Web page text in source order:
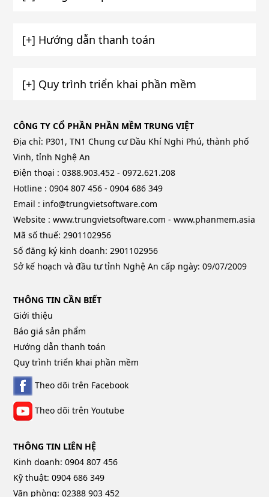
[+] Hướng dẫn thanh toán
[+] Quy trình triển khai phần mềm
CÔNG TY CỔ PHẦN PHẦN MỀM TRUNG VIỆT
Địa chỉ: P301, TN1 Chung cư Dầu Khí Nghi Phú, thành phố
Vinh, tỉnh Nghệ An
Điện thoại : 0388.903.452 - 0972.621.208
Hotline : 0904 807 456 - 0904 686 349
Email : info@trungvietsoftware.com
Website : www.trungvietsoftware.com - www.phanmem.asia
Mã số thuế: 2901102956
Số đăng ký kinh doanh: 2901102956
Sở kế hoạch và đầu tư tỉnh Nghệ An cấp ngày: 09/07/2009
THÔNG TIN CẦN BIẾT
Giới thiệu
Báo giá sản phẩm
Hướng dẫn thanh toán
Quy trình triển khai phần mềm
Theo dõi trên Facebook
Theo dõi trên Youtube
THÔNG TIN LIÊN HỆ
Kinh doanh: 0904 807 456
Kỹ thuật: 0904 686 349
Văn phòng: 02388 903 452